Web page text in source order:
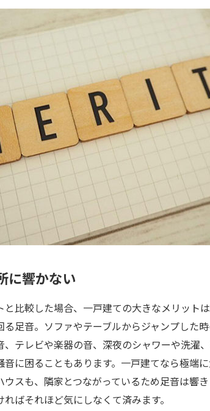
に響かない
と比較した場合、一戸建ての大きなメリット
る足音。ソファやテーブルからジャンプした
テレビや楽器の音、深夜のシャワーや洗濯
音に困ることもあります。一戸建てなら極端
ウスも、隣家とつながっているため足音は響
ばそれほど気にしなくて済みます。